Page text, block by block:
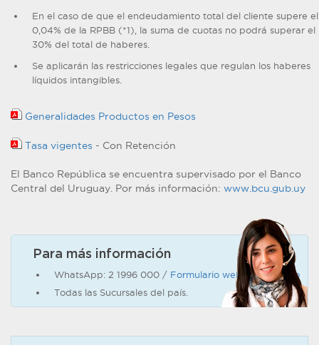
En el caso de que el endeudamiento total del cliente supere el
0,04% de la RPBB (*1), la suma de cuotas no podrá superar el
30% del total de haberes.
Se aplicarán las restricciones legales que regulan los haberes
líquidos intangibles.
Generalidades Productos en Pesos
Tasa vigentes - Con Retención
El Banco República se encuentra supervisado por el Banco
Central del Uruguay. Por más información: www.bcu.gub.uy
Para más información
WhatsApp: 2 1996 000 / Formulario web de contacto
Todas las Sucursales del país.